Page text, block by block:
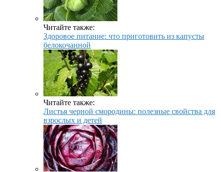
Читайте также:
Здоровое питание: что приготовить из капусты
белокочанной
Читайте также:
Листья черной смородины: полезные свойства для
взрослых и детей